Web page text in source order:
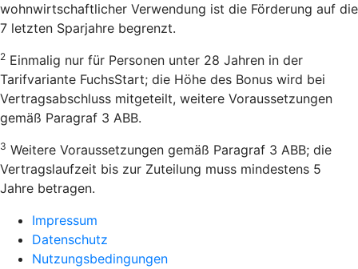
wohnwirtschaftlicher Verwendung ist die Förderung auf die
7 letzten Sparjahre begrenzt.
2 Einmalig nur für Personen unter 28 Jahren in der
Tarifvariante FuchsStart; die Höhe des Bonus wird bei
Vertragsabschluss mitgeteilt, weitere Voraussetzungen
gemäß Paragraf 3 ABB.
3 Weitere Voraussetzungen gemäß Paragraf 3 ABB; die
Vertragslaufzeit bis zur Zuteilung muss mindestens 5
Jahre betragen.
Impressum
Datenschutz
Nutzungsbedingungen